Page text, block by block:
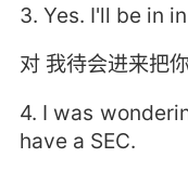
3. Yes. I'll be in
对 我待会进来把
4. I was
have a SEC.